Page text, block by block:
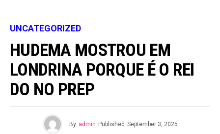
UNCATEGORIZED
HUDEMA MOSTROU EM
LONDRINA PORQUE É O REI
DO NO PREP
By admin Published September 3, 2025